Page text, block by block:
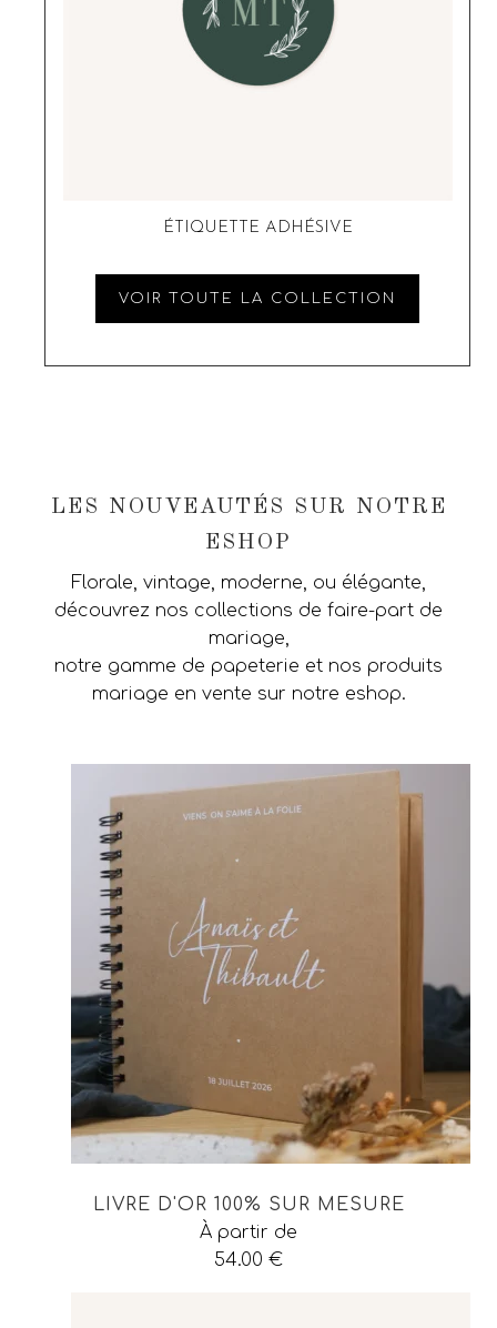
ÉTIQUETTE ADHÉSIVE
VOIR TOUTE LA COLLECTION
LES NOUVEAUTÉS SUR NOTRE
ESHOP
Florale, vintage, moderne, ou élégante,
découvrez nos collections de faire-part de
mariage,
notre gamme de papeterie et nos produits
mariage en vente sur notre eshop.
LIVRE D'OR 100% SUR MESURE
À partir de
54.00 €